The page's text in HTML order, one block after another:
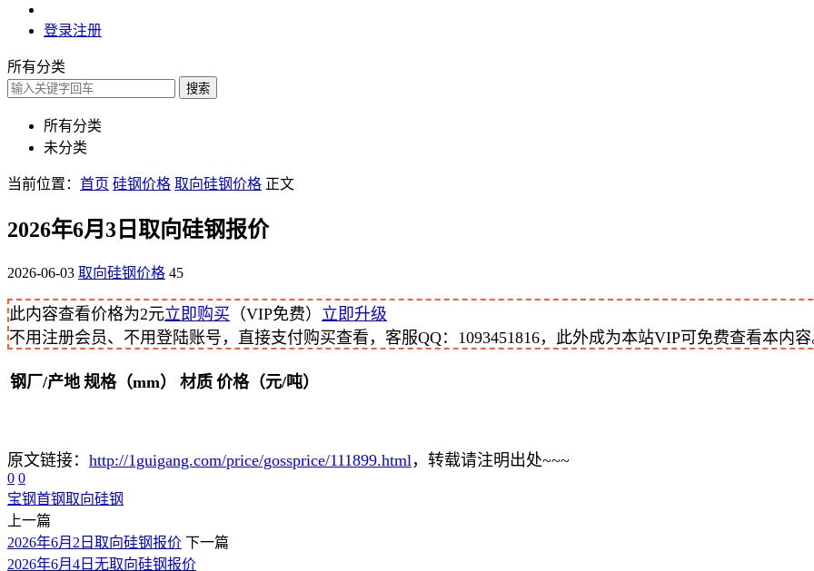
登录注册
所有分类
搜索
所有分类
未分类
当前位置： 首页 硅钢价格 取向硅钢价格 正文
2026年6月3日取向硅钢报价
2026-06-03 取向硅钢价格 45
此内容查看价格为2元立即购买 （VIP免费） 立即升级
不用注册会员、不用登陆账号，直接支付购买查看，客服QQ：1093451816，此外成为本站VIP可免费查看本内
钢厂/产地 规格（mm） 材质 价格（元/吨）
原文链接： http://1guigang.com/price/gossprice/111899.html，转载请注明出处~~~
0 0
宝钢首钢取向硅钢
上一篇
2026年6月2日取向硅钢报价 下一篇
2026年6月4日无取向硅钢报价